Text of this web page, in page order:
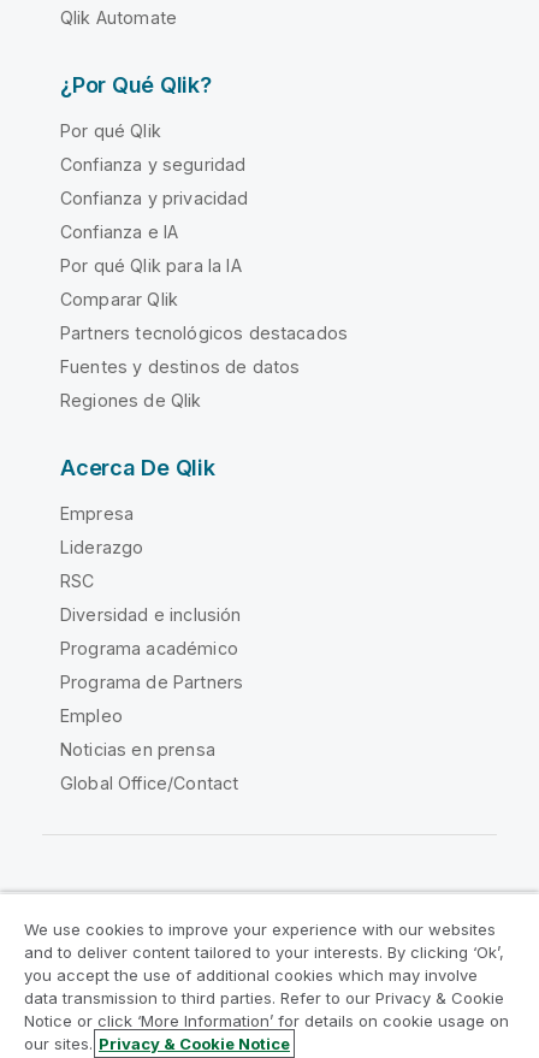
Qlik Automate
¿Por Qué Qlik?
Por qué Qlik
Confianza y seguridad
Confianza y privacidad
Confianza e IA
Por qué Qlik para la IA
Comparar Qlik
Partners tecnológicos destacados
Fuentes y destinos de datos
Regiones de Qlik
Acerca De Qlik
Empresa
Liderazgo
RSC
Diversidad e inclusión
Programa académico
Programa de Partners
Empleo
Noticias en prensa
Global Office/Contact
Acuerdos legales
Condiciones del producto
Legal Policies
Política legal
Condiciones de uso
Marcas comerciales
We use cookies to improve your experience with our websites
and to deliver content tailored to your interests. By clicking ‘Ok’,
you accept the use of additional cookies which may involve
data transmission to third parties. Refer to our Privacy & Cookie
Notice or click ‘More Information’ for details on cookie usage on
our sites. Privacy & Cookie Notice